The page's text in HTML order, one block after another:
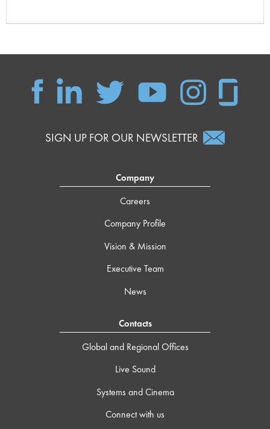
SIGN UP FOR OUR NEWSLETTER
Company
Careers
Company Profile
Vision & Mission
Executive Team
News
Contacts
Global and Regional Offices
Live Sound
Systems and Cinema
Connect with us